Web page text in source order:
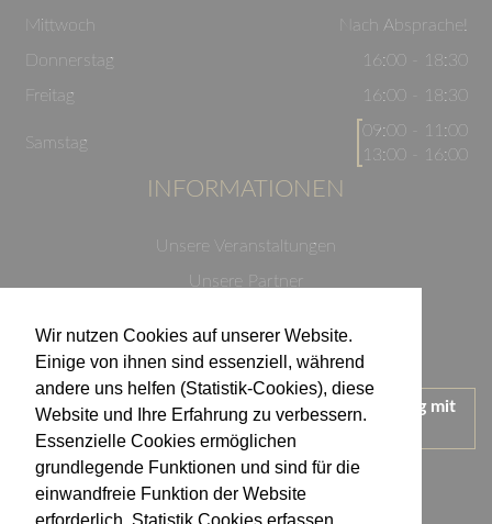
Wir nutzen Cookies auf unserer Website.
Einige von ihnen sind essenziell, während
andere uns helfen (Statistik-Cookies), diese
Website und Ihre Erfahrung zu verbessern.
Essenzielle Cookies ermöglichen
grundlegende Funktionen und sind für die
einwandfreie Funktion der Website
Mittwoch
Nach Absprache!
Donnerstag
16:00 - 18:30
Freitag
16:00 - 18:30
Samstag
09:00 - 11:00
13:00 - 16:00
INFORMATIONEN
Unsere Veranstaltungen
Unsere Partner
Impressum
Wir treten für einen verantwortungsvollen Umgang mit
Alkohol ein.
KONTAKT